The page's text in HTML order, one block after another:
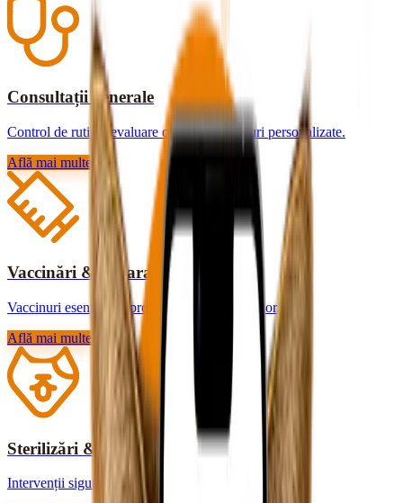
Consultații generale
Control de rutină, evaluare completă și sfaturi personalizate.
Află mai multe
Vaccinări & deparazitări
Vaccinuri esențiale și protecție contra paraziților.
Află mai multe
Sterilizări & chirurgie
Intervenții sigure, cu recuperare rapidă.